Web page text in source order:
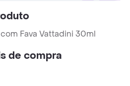
Fava Vattadini 30ml
de compra